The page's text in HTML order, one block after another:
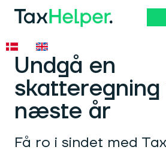
Undgå en
næste år
Få ro i sindet med Tax